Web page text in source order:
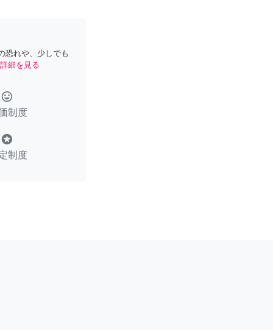
恐れや、少しでも
詳細を見る
tag_faces
制度
stars
制度